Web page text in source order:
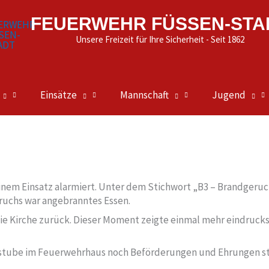
FEUERWEHR FÜSSEN-
Unsere Freizeit für Ihre Sicherheit - Seit 1862
Einsätze Mannschaft Jugend
Einsatz alarmiert. Unter dem Stichwort „B3 –
war angebranntes Essen.
Kirche zurück. Dieser Moment zeigte einmal mehr
im Feuerwehrhaus noch Beförderungen und Ehrungen